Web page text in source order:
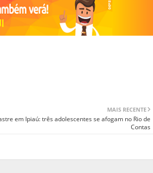
MAIS RECENTE
em Ipiaú: três adolescentes se afogam no Rio de
Contas